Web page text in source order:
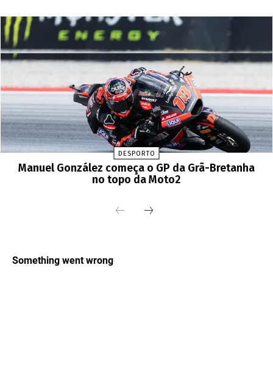
DESPORTO
Manuel González começa o GP da Grã-Bretanha
no topo da Moto2